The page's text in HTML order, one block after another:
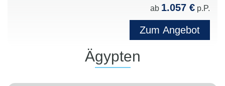
ab 1.057 € p.P.
Zum Angebot
Ägypten